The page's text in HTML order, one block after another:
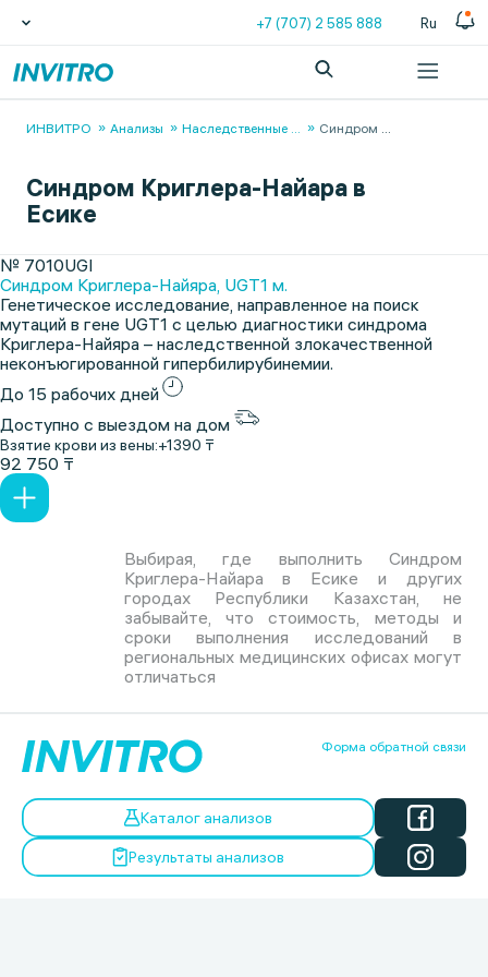
+7 (707) 2 585 888 Ru
ИНВИТРО Анализы Наследственные ... Синдром ...
Синдром Криглера-Найара в
Есике
№ 7010UGI
Синдром Криглера-Найяра, UGT1 м.
Генетическое исследование, направленное на поиск
мутаций в гене UGT1 с целью диагностики синдрома
Криглера-Найяра – наследственной злокачественной
неконъюгированной гипербилирубинемии.
До 15 рабочих дней
Доступно с выездом на дом
Взятие крови из вены:+1390 ₸
92 750 ₸
Выбирая, где выполнить Синдром
Криглера-Найара в Есике и других
городах Республики Казахстан, не
забывайте, что стоимость, методы и
сроки выполнения исследований в
региональных медицинских офисах могут
отличаться
Форма обратной связи
Каталог анализов
Результаты анализов